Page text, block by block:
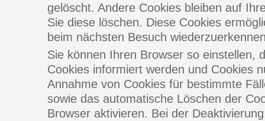
gelöscht. Andere Cookies bleiben auf
Sie diese löschen. Diese Cookies
beim nächsten Besuch
Sie können Ihren Browser so einstellen,
Cookies informiert werden und Cookies
Annahme von Cookies für bestimmte
sowie das automatische Löschen der
Browser aktivieren. Bei der